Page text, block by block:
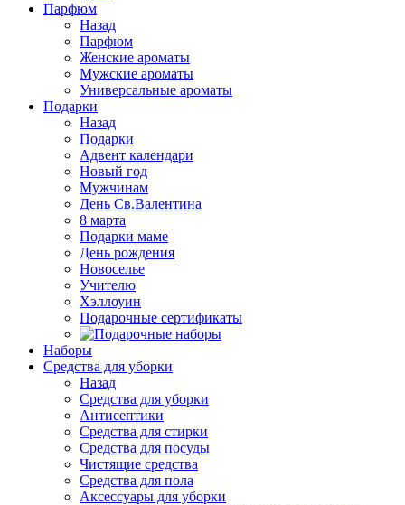
Парфюм
Назад
Парфюм
Женские ароматы
Мужские ароматы
Универсальные ароматы
Подарки
Назад
Подарки
Адвент календари
Новый год
Мужчинам
День Св.Валентина
8 марта
Подарки маме
День рождения
Новоселье
Учителю
Хэллоуин
Подарочные сертификаты
Наборы
Средства для уборки
Назад
Средства для уборки
Антисептики
Средства для стирки
Средства для посуды
Чистящие средства
Средства для пола
Аксессуары для уборки